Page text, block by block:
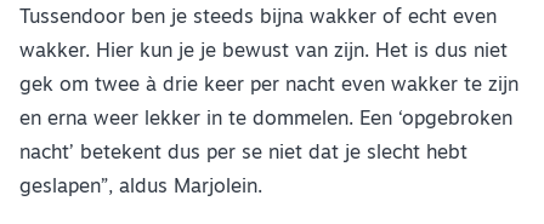
Tussendoor ben je steeds bijna wakker of echt even
wakker. Hier kun je je bewust van zijn. Het is dus niet
gek om twee à drie keer per nacht even wakker te zijn
en erna weer lekker in te dommelen. Een ‘opgebroken
nacht’ betekent dus per se niet dat je slecht hebt
geslapen”, aldus Marjolein.